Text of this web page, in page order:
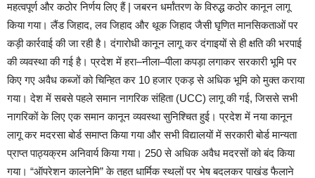
महत्वपूर्ण और कठोर निर्णय लिए हैं | जबरन धर्मांतरण के विरुद्ध कठोर कानून लागू
किया गया। लैंड जिहाद, लव जिहाद और थूक जिहाद जैसी घृणित मानसिकताओं पर
कड़ी कार्रवाई की जा रही है। दंगारोधी कानून लागू कर दंगाइयों से ही क्षति की भरपाई
की व्यवस्था की गई है। प्रदेश में हरा–नीला–पीला कपड़ा लगाकर सरकारी भूमि पर
किए गए अवैध कब्जों को चिन्हित कर 10 हजार एकड़ से अधिक भूमि को मुक्त कराया
गया। देश में सबसे पहले समान नागरिक संहिता (UCC) लागू की गई, जिससे सभी
नागरिकों के लिए एक समान कानून व्यवस्था सुनिश्चित हुई। प्रदेश में नया कानून
लागू कर मदरसा बोर्ड समाप्त किया गया और सभी विद्यालयों में सरकारी बोर्ड मान्यता
प्राप्त पाठ्यक्रम अनिवार्य किया गया। 250 से अधिक अवैध मदरसों को बंद किया
गया। “ऑपरेशन कालनेमि” के तहत धार्मिक स्थलों पर भेष बदलकर पाखंड फैलाने